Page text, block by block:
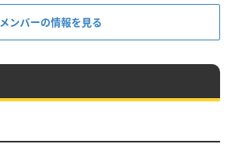
メンバーの情報を見る